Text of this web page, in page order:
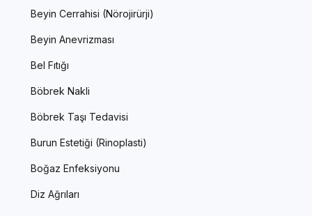
Beyin Cerrahisi (Nörojirürji)
Beyin Anevrizması
Bel Fıtığı
Böbrek Nakli
Böbrek Taşı Tedavisi
Burun Estetiği (Rinoplasti)
Boğaz Enfeksiyonu
Diz Ağrıları